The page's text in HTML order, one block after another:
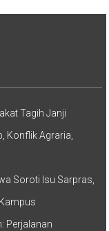
Tagih Janji
Konflik Agraria,
Soroti Isu Sarpras,
Perjalanan